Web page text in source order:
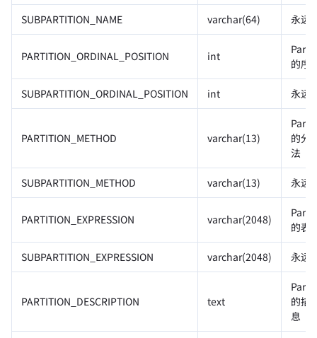
SUBPARTITION_NAME varchar(64) 永远
PARTITION_ORDINAL_POSITION int
的序
SUBPARTITION_ORDINAL_POSITION int 永远
PARTITION_METHOD varchar(13)
的分
法
SUBPARTITION_METHOD varchar(13) 永远
PARTITION_EXPRESSION varchar(2048)
的表
SUBPARTITION_EXPRESSION varchar(2048) 永远
PARTITION_DESCRIPTION text
的描
息